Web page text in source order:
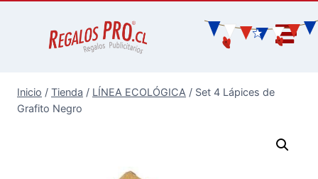
Inicio / Tienda / LÍNEA ECOLÓGICA / Set 4 Lápices de
Grafito Negro